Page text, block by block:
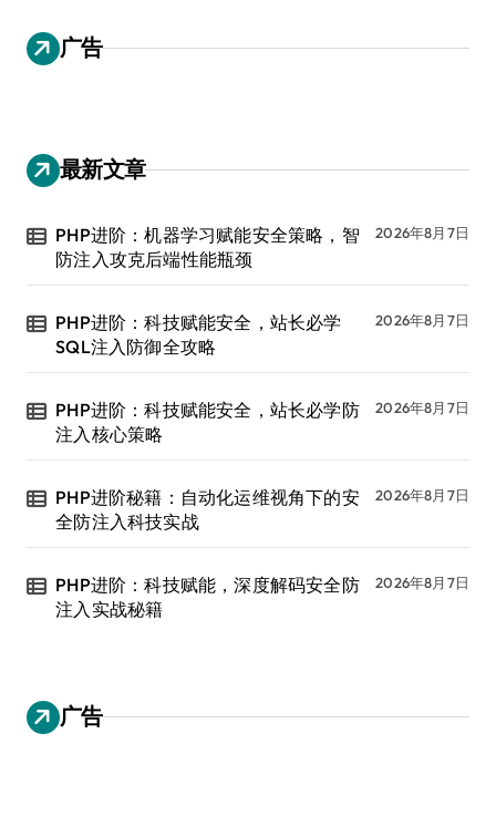
广告
最新文章
PHP进阶：机器学习赋能安全策略，智
防注入攻克后端性能瓶颈
2026年8月7日
PHP进阶：科技赋能安全，站长必学
SQL注入防御全攻略
2026年8月7日
PHP进阶：科技赋能安全，站长必学防
注入核心策略
2026年8月7日
PHP进阶秘籍：自动化运维视角下的安
全防注入科技实战
2026年8月7日
PHP进阶：科技赋能，深度解码安全防
注入实战秘籍
2026年8月7日
广告